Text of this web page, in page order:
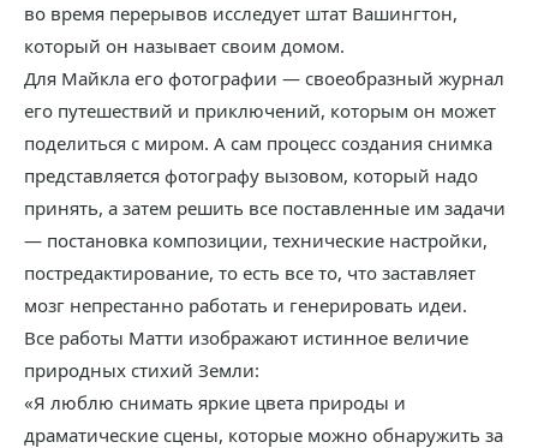
во время перерывов исследует штат Вашингтон,
который он называет своим домом.
Для Майкла его фотографии — своеобразный журнал
его путешествий и приключений, которым он может
поделиться с миром. А сам процесс создания снимка
представляется фотографу вызовом, который надо
принять, а затем решить все поставленные им задачи
— постановка композиции, технические настройки,
постредактирование, то есть все то, что заставляет
мозг непрестанно работать и генерировать идеи.
Все работы Матти изображают истинное величие
природных стихий Земли:
«Я люблю снимать яркие цвета природы и
драматические сцены, которые можно обнаружить за